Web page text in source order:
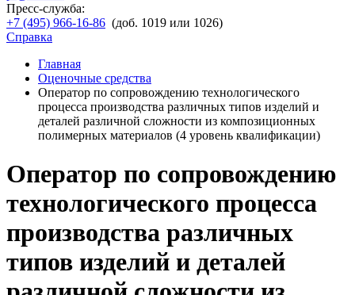
Пресс-служба:
+7 (495) 966-16-86 (доб. 1019 или 1026)
Справка
Главная
Оценочные средства
Оператор по сопровождению технологического
процесса производства различных типов изделий и
деталей различной сложности из композиционных
полимерных материалов (4 уровень квалификации)
Оператор по сопровождению
технологического процесса
производства различных
типов изделий и деталей